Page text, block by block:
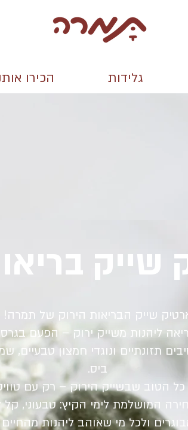
הכירו גלידות
שייק
שייק הבריאות הירוק של תמרה!
ליהנות משייק ירוק – הפעם
תזונתיים ונוגדי חמצון טבעיים,
ביס.
הטוב שבשייק הירוק – רק עם
המושלמת לימי הקיץ: טבעוני,
ולכל מי שאוהב ליהנות